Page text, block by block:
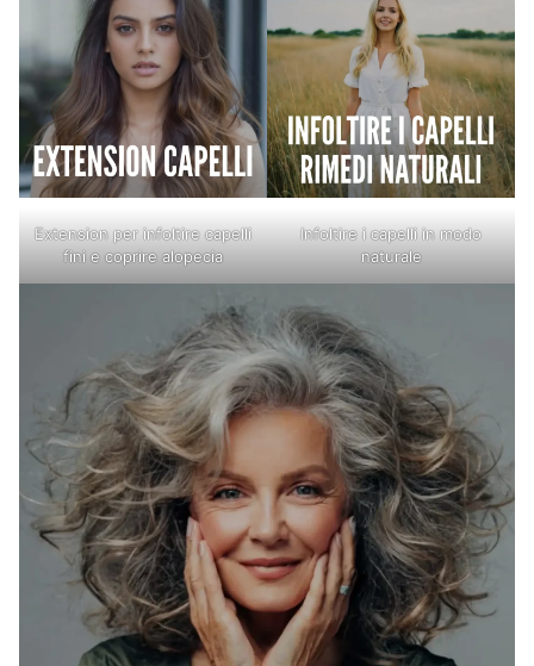
Extension per infoltire capelli
fini e coprire alopecia
Infoltire i capelli in modo
naturale